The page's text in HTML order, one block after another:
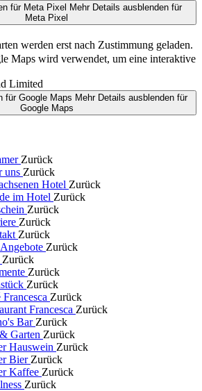
für Meta Pixel Mehr Details ausblenden für
Meta Pixel
werden erst nach Zustimmung geladen.
Maps wird verwendet, um eine interaktive
Limited
für Google Maps Mehr Details ausblendenfür
Google Maps
Zurück
uns Zurück
Hotel Zurück
im Hotel Zurück
Zurück
Zurück
Zurück
Zurück
Zurück
Zurück
Zurück
Francesca Zurück
Francesca Zurück
Bar Zurück
Garten Zurück
Hauswein Zurück
Bier Zurück
Kaffee Zurück
Zurück